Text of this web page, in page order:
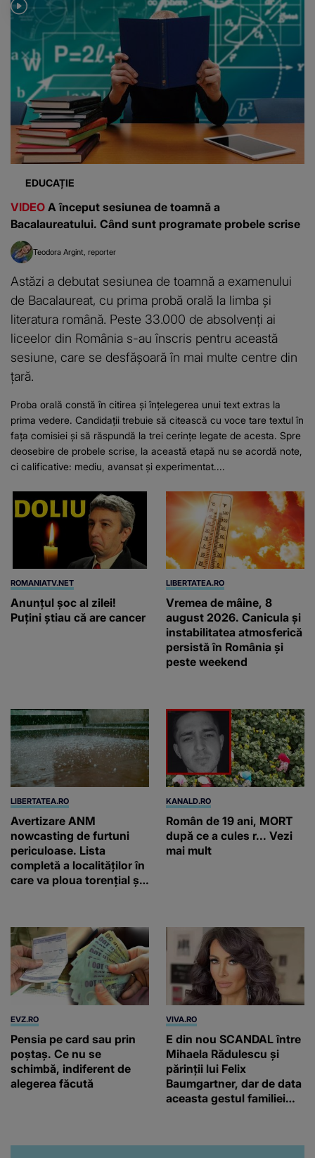
EDUCAȚIE
VIDEO A început sesiunea de toamnă a
Bacalaureatului. Când sunt programate probele scrise
Teodora Argint reporter
Astăzi a debutat sesiunea de toamnă a examenului
de Bacalaureat, cu prima probă orală la limba și
literatura română. Peste 33.000 de absolvenți ai
liceelor din România s-au înscris pentru această
sesiune, care se desfășoară în mai multe centre din
țară.
Proba orală constă în citirea și înțelegerea unui text extras la
prima vedere. Candidații trebuie să citească cu voce tare textul în
fața comisiei și să răspundă la trei cerințe legate de acesta. Spre
deosebire de probele scrise, la această etapă nu se acordă note,
ci calificative: mediu, avansat și experimentat....
ROMANIATV.NET
Anunţul şoc al zilei!
Puţini ştiau că are cancer
LIBERTATEA.RO
Vremea de mâine, 8
august 2026. Canicula și
instabilitatea atmosferică
persistă în România și
peste weekend
LIBERTATEA.RO
Avertizare ANM
nowcasting de furtuni
periculoase. Lista
completă a localităților în
care va ploua torențial și
KANALD.RO
Român de 19 ani, MORT
după ce a cules r... Vezi
mai mult
EVZ.RO
Pensia pe card sau prin
poștaș. Ce nu se
schimbă, indiferent de
alegerea făcută
VIVA.RO
E din nou SCANDAL între
Mihaela Rădulescu și
părinții lui Felix
Baumgartner, dar de data
aceasta gestul familiei
noastră! Fostei